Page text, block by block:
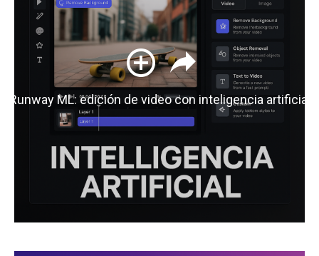
Runway ML: edición de video con inteligencia artificial